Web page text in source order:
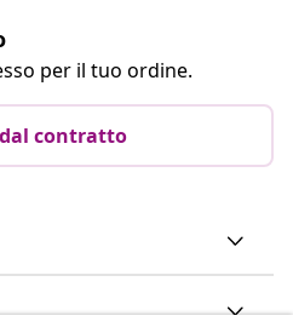
per il tuo ordine.
dal contratto